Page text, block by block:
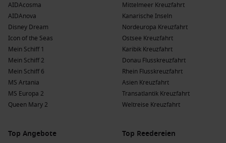
Städte zu erleben, sowie atemberaubende
Naturlandschaften wie die Yangtze-Schlucht zu erkunden.
Beliebte Reedereien und ihre Schiffe, die
Bitung besuchen
Cunard: Cunard hat eine Flotte von 4 Schiffen, darunter
Queen Anne
Queen Mary 2, die regelmäßig Bitung
ansteuern. Kreuzfahrten beginnen häufig vonHamburg
Deutschland
oder internationalen Häfen wie Sydney,
Seabourn: Seabourn hat 6 Schiffe in seiner Flotte, wobei
AIDAcosma
AIDAnova
Disney Dream
Icon of the Seas
Mein Schiff 1
Mein Schiff 2
Mein Schiff 6
MS Artania
MS Europa 2
Queen Mary 2
Mittelmeer Kreuzfahrt
Kanarische Inseln
Nordeuropa Kreuzfahrt
Ostsee Kreuzfahrt
Karibik Kreuzfahrt
Donau Flusskreuzfahrt
Rhein Flusskreuzfahrt
Asien Kreuzfahrt
Transatlantik Kreuzfahrt
Weltreise Kreuzfahrt
Top Angebote Top Reedereien